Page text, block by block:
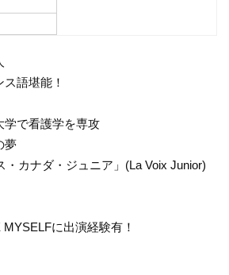
語堪能！
学で看護学を専攻
夢
・カナダ・ジュニア」(La Voix Junior)
に出演経験有！